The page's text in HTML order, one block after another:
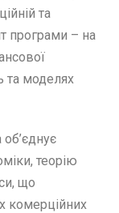
та
програми – на
та моделях
об’єднує
теорію
що
комерційних